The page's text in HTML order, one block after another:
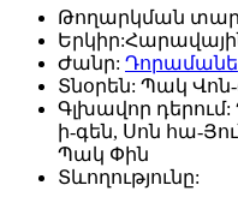
Թողարկման
Երկիր:
Ժանր:
Տնօրեն: Պակ Վոն-
Գլխավոր դերում:
ի-գեն, Սոն հա-
Պակ Փին
Տևողությունը: